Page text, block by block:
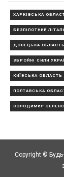
ХАРКІВСЬКА
БЕЗПІЛОТНИЙ
ДОНЕЦЬКА ОБЛАСТЬ
ЗБРОЙНІ СИЛИ
КИЇВСЬКА ОБЛАСТЬ
ПОЛТАВСЬКА
ВОЛОДИМИР
Copyright ©